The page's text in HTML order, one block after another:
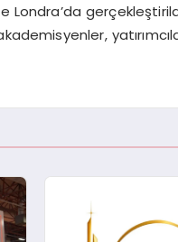
Londra’da